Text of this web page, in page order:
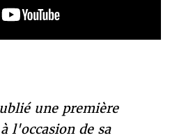
une première
l'occasion de sa